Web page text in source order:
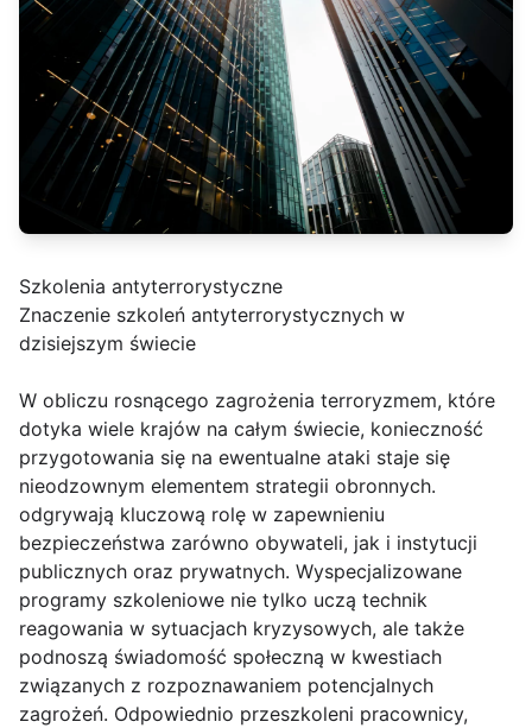
Szkolenia antyterrorystyczne
Znaczenie szkoleń antyterrorystycznych w
dzisiejszym świecie
W obliczu rosnącego zagrożenia terroryzmem, które
dotyka wiele krajów na całym świecie, konieczność
przygotowania się na ewentualne ataki staje się
nieodzownym elementem strategii obronnych.
odgrywają kluczową rolę w zapewnieniu
bezpieczeństwa zarówno obywateli, jak i instytucji
publicznych oraz prywatnych. Wyspecjalizowane
programy szkoleniowe nie tylko uczą technik
reagowania w sytuacjach kryzysowych, ale także
podnoszą świadomość społeczną w kwestiach
związanych z rozpoznawaniem potencjalnych
zagrożeń. Odpowiednio przeszkoleni pracownicy,